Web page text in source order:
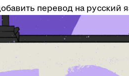
перевод на русский